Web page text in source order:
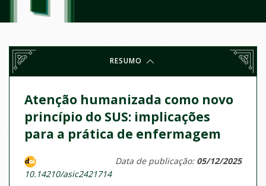
RESUMO
Atenção humanizada como novo
princípio do SUS: implicações
para a prática de enfermagem
10.14210/asic2421714
Data de publicação: 05/12/2025